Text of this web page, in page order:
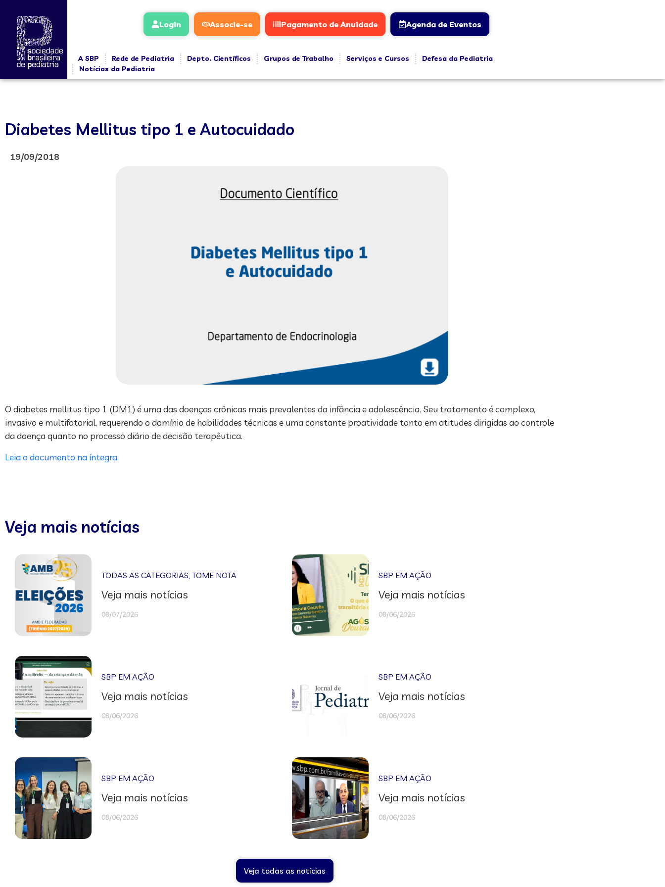
Login Associe-se Pagamento de Anuidade Agenda de Eventos
A SBP Rede de Pediatria Depto. Científicos Grupos de Trabalho Serviços e Cursos
Defesa da Pediatria
Notícias da Pediatria
Diabetes Mellitus tipo 1 e Autocuidado
19/09/2018
O diabetes mellitus tipo 1 (DM1) é uma das doenças crônicas mais prevalentes da infância e adolescência. Seu tratamento é complexo,
invasivo e multifatorial, requerendo o domínio de habilidades técnicas e uma constante proatividade tanto em atitudes dirigidas ao controle
da doença quanto no processo diário de decisão terapêutica.
Leia o documento na íntegra.
Veja mais notícias
TODAS AS CATEGORIAS,TOME NOTA
Veja mais notícias
08/07/2026
SBP EM AÇÃO
Veja mais notícias
08/06/2026
SBP EM AÇÃO
Veja mais notícias
08/06/2026
SBP EM AÇÃO
Veja mais notícias
08/06/2026
SBP EM AÇÃO
Veja mais notícias
08/06/2026
SBP EM AÇÃO
Veja mais notícias
08/06/2026
Veja todas as notícias